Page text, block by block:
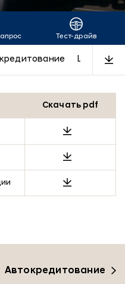
Тест-драйв
LUXE
Скачать pdf
Автокредитование